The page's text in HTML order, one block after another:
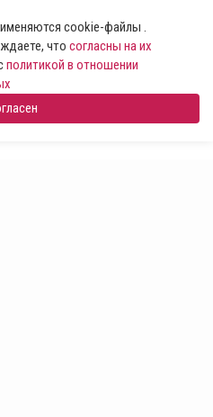
cookie-файлы .
что согласны на их
политикой в отношении